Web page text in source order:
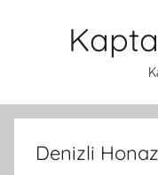
Denizli